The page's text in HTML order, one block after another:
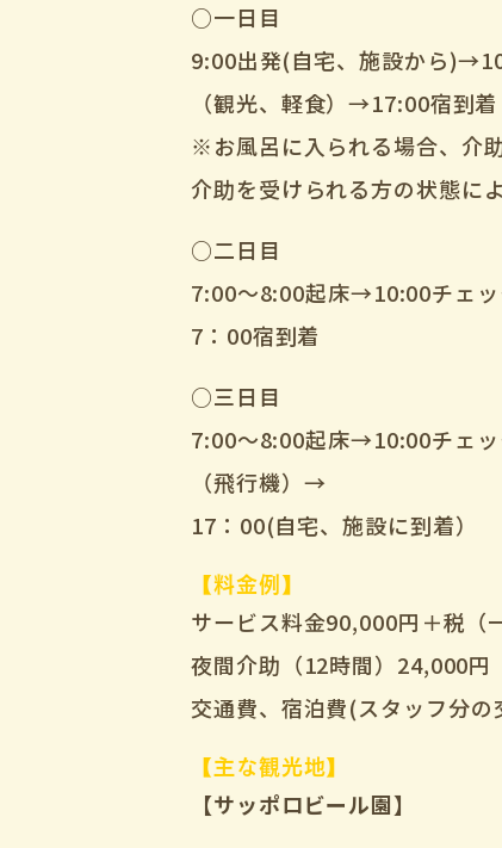
○一日目
9:00出発(自宅、施設から
（観光、軽食）→17:00宿到着
※お風呂に入られる場合、介
介助を受けられる方の状態に
○二日目
7:00～8:00起床→10:00チェ
7：00宿到着
○三日目
7:00～8:00起床→10:00チェ
（飛行機）→
17：00(自宅、施設に到着）
【料金例】
サービス料金90,000円＋税（
夜間介助（12時間）24,000円
交通費、宿泊費(スタッフ分
【主な観光地】
【サッポロビール園】